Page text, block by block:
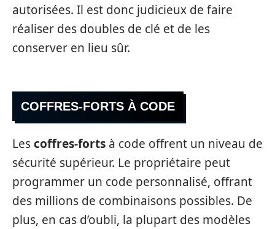
autorisées. Il est donc judicieux de faire
réaliser des doubles de clé et de les
conserver en lieu sûr.
COFFRES-FORTS À CODE
Lescoffres-forts à code offrent un niveau de
sécurité supérieur. Le propriétaire peut
programmer un code personnalisé, offrant
des millions de combinaisons possibles. De
plus, en cas d’oubli, la plupart des modèles